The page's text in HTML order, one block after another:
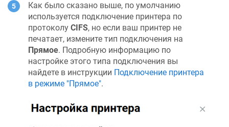
Как было сказано выше, по умолчанию
используется подключение принтера по
протоколу CIFS, но если ваш принтер не
печатает, измените тип подключения на
Прямое. Подробную информацию по
настройке этого типа подключения вы
найдете в инструкции Подключение принтера
в режиме "Прямое".